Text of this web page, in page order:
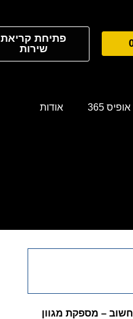
פתיחת קריאת
שירות
אופיס 365 אודות
– מספקת מגוון